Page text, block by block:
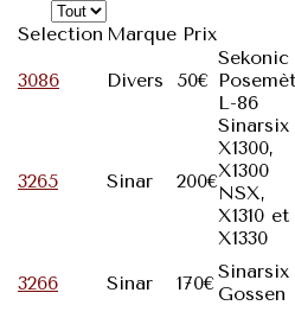
Selection Marque Prix
3086 Divers 50€
Sekonic
L-86
3265 Sinar 200€
Sinarsix
X1300,
X1300
NSX,
X1310 et
X1330
3266
Sinar 170€
Sinarsix
Gossen